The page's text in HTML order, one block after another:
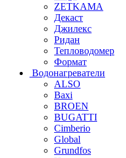
ZETKAMA
Декаст
Джилекс
Ридан
Тепловодомер
Формат
Водонагреватели
ALSO
Baxi
BROEN
BUGATTI
Cimberio
Global
Grundfos